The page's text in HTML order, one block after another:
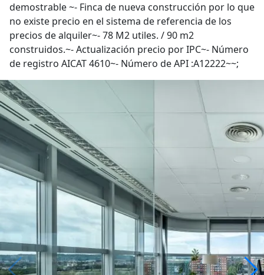
demostrable ~- Finca de nueva construcción por lo que
no existe precio en el sistema de referencia de los
precios de alquiler~- 78 M2 utiles. / 90 m2
construidos.~- Actualización precio por IPC~- Número
de registro AICAT 4610~- Número de API :A12222~~;